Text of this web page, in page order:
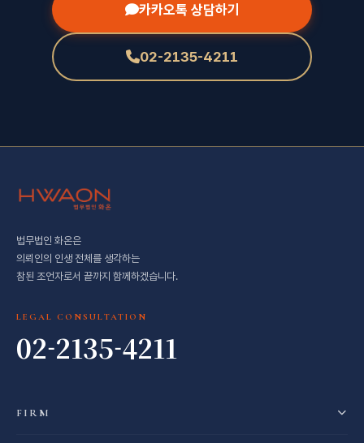
카카오톡 상담하기
02-2135-4211
법무법인 화온은
의뢰인의 인생 전체를 생각하는
참된 조언자로서 끝까지 함께하겠습니다.
LEGAL CONSULTATION
02-2135-4211
FIRM